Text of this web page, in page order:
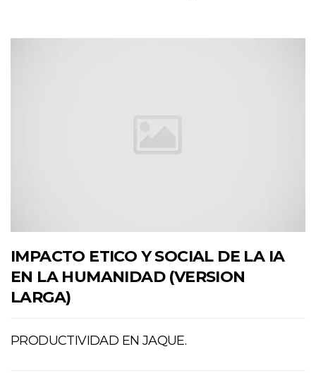
IMPACTO ETICO Y SOCIAL DE LA IA
EN LA HUMANIDAD (VERSION
LARGA)
PRODUCTIVIDAD EN JAQUE.